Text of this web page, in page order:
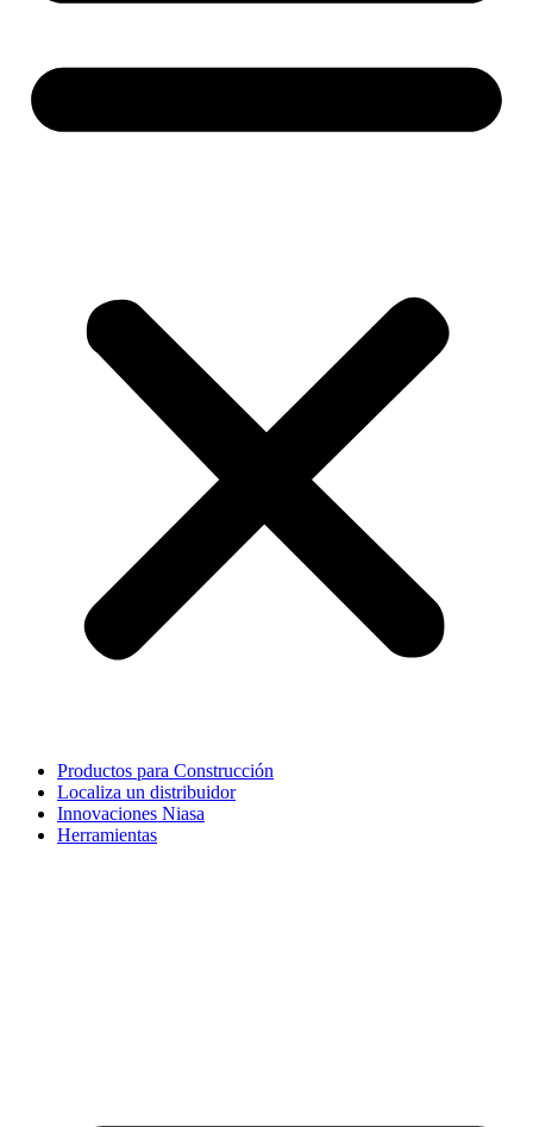
Productos para Construcción
Localiza un distribuidor
Innovaciones Niasa
Herramientas